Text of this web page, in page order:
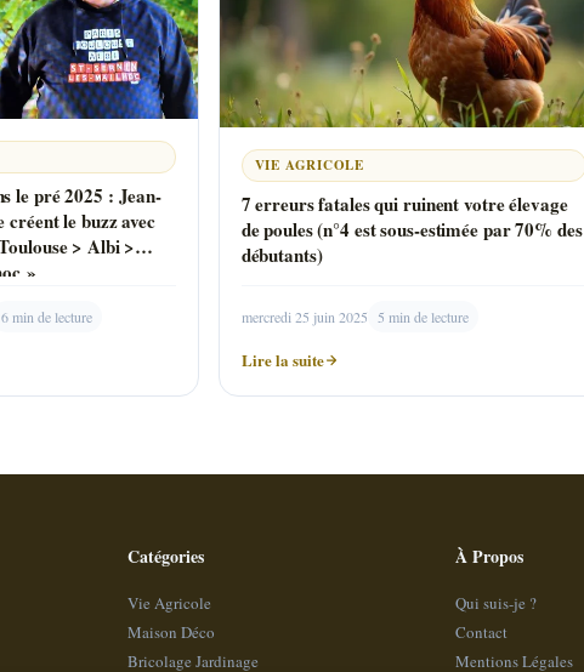
le pré 2025 : Jean-
créent le buzz avec
> Albi >
»
6 min de lecture
VIE AGRICOLE
7 erreurs fatales qui ruinent votre élevage
de poules (n°4 est sous-estimée par 70% des
débutants)
mercredi 25 juin 2025 5 min de lecture
Lire la suite
Catégories
Vie Agricole
Maison Déco
Bricolage Jardinage
À Propos
Qui suis-je ?
Contact
Mentions Légales